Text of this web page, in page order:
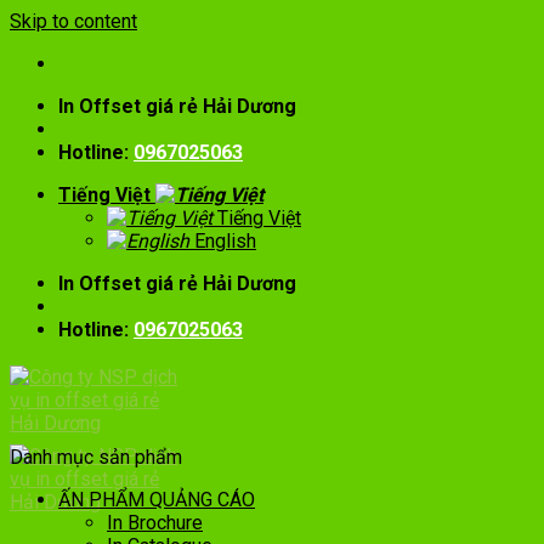
Skip to content
In Offset giá rẻ Hải Dương
Hotline: 0967025063
Tiếng Việt
Tiếng Việt
English
In Offset giá rẻ Hải Dương
Hotline: 0967025063
Danh mục sản phẩm
ẤN PHẨM QUẢNG CÁO
In Brochure